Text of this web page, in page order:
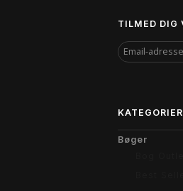
TILMED DIG
EMAIL-
ADRESSE
KATEGORIER
Bøger